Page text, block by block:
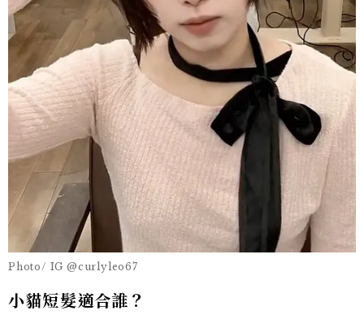
Photo/ IG @curlyleo67
小貓短髮適合誰？